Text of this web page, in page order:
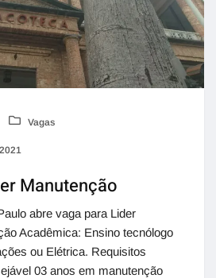
Vagas
Manutenção
abre vaga para Lider
Acadêmica: Ensino tecnólogo
ou Elétrica. Requisitos
03 anos em manutenção